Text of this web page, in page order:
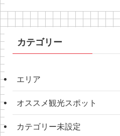
カテゴリー
エリア
オススメ観光スポット
カテゴリー未設定